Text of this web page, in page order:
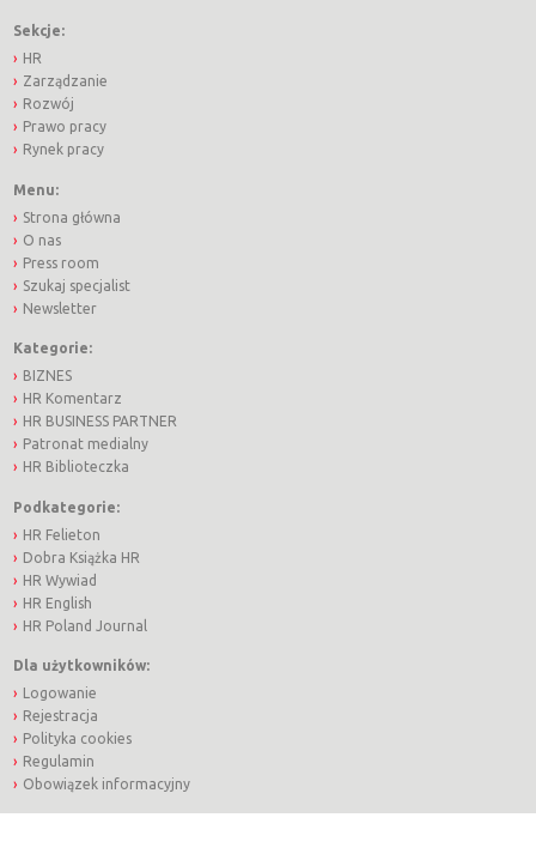
Sekcje:
HR
Zarządzanie
Rozwój
Prawo pracy
Rynek pracy
Menu:
Strona główna
O nas
Press room
Szukaj specjalist
Newsletter
Kategorie:
BIZNES
HR Komentarz
HR BUSINESS PARTNER
Patronat medialny
HR Biblioteczka
Podkategorie:
HR Felieton
Dobra Książka HR
HR Wywiad
HR English
HR Poland Journal
Dla użytkowników:
Logowanie
Rejestracja
Polityka cookies
Regulamin
Obowiązek informacyjny